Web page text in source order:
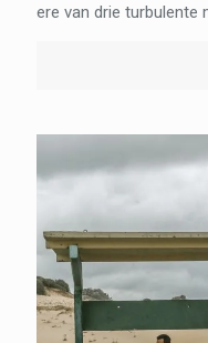
ere van drie turbulente